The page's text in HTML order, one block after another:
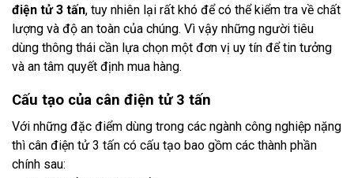
điện tử 3 tấn, tuy nhiên lại rất khó để có thể kiểm tra về chất
lượng và độ an toàn của chúng. Vì vậy những người tiêu
dùng thông thái cần lựa chọn một đơn vị uy tín để tin tưởng
và an tâm quyết định mua hàng.
Cấu tạo của cân điện tử 3 tấn
Với những đặc điểm dùng trong các ngành công nghiệp nặng
thì cân điện tử 3 tấn có cấu tạo bao gồm các thành phần
chính sau: